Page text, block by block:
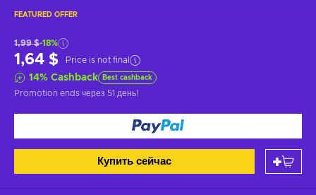
FEATURED OFFER
1,99 $-18%
1,64 $ Price is not final
14% Cashback Best cashback
Promotion ends через 51 день!
Купить сейчас